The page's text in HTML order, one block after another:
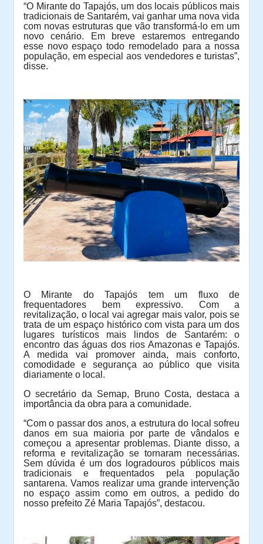
“O Mirante do Tapajós, um dos locais públicos mais
tradicionais de Santarém, vai ganhar uma nova vida
com novas estruturas que vão transformá-lo em um
novo cenário. Em breve estaremos entregando
esse novo espaço todo remodelado para a nossa
população, em especial aos vendedores e turistas”,
disse.
O Mirante do Tapajós tem um fluxo de
frequentadores bem expressivo. Com a
revitalização, o local vai agregar mais valor, pois se
trata de um espaço histórico com vista para um dos
lugares turísticos mais lindos de Santarém: o
encontro das águas dos rios Amazonas e Tapajós.
A medida vai promover ainda, mais conforto,
comodidade e segurança ao público que visita
diariamente o local.
O secretário da Semap, Bruno Costa, destaca a
importância da obra para a comunidade.
“Com o passar dos anos, a estrutura do local sofreu
danos em sua maioria por parte de vândalos e
começou a apresentar problemas. Diante disso, a
reforma e revitalização se tornaram necessárias.
Sem dúvida é um dos logradouros públicos mais
tradicionais e frequentados pela população
santarena. Vamos realizar uma grande intervenção
no espaço assim como em outros, a pedido do
nosso prefeito Zé Maria Tapajós”, destacou.